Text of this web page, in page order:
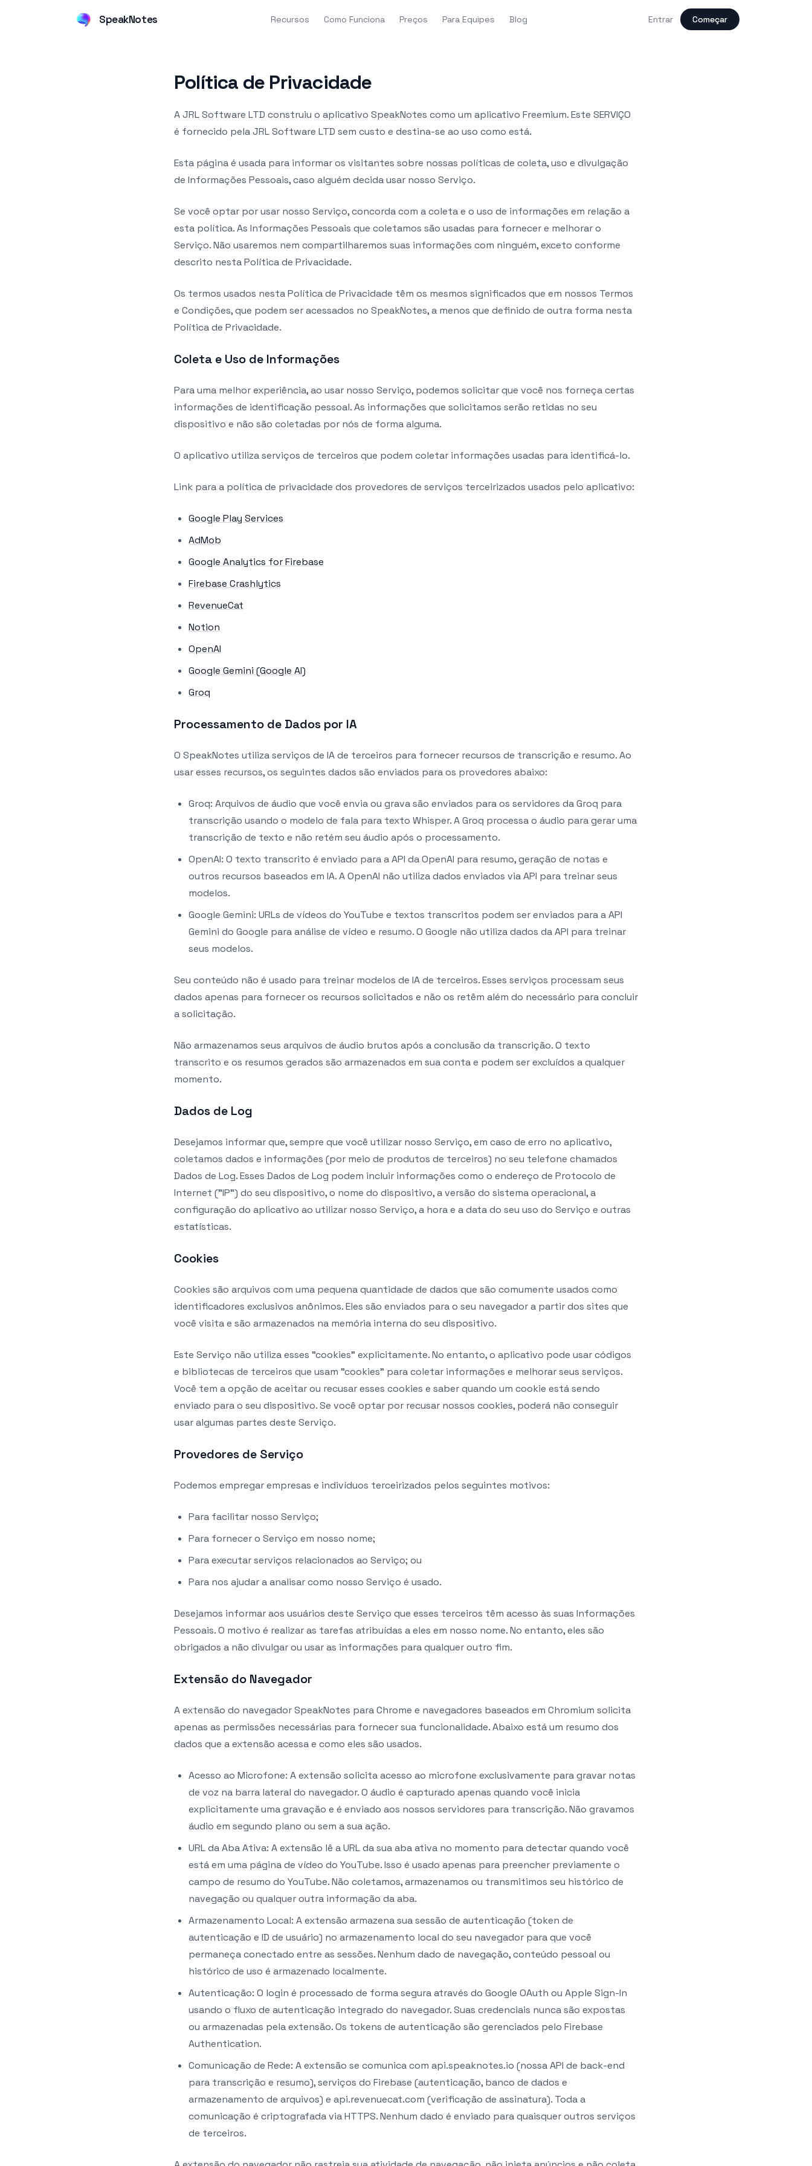
SpeakNotes Recursos Como Funciona Preços Para Equipes Blog Entrar Começar
Política de Privacidade
A JRL Software LTD construiu o aplicativo SpeakNotes como um aplicativo Freemium. Este SERVIÇO
é fornecido pela JRL Software LTD sem custo e destina-se ao uso como está.
Esta página é usada para informar os visitantes sobre nossas políticas de coleta, uso e divulgação
de Informações Pessoais, caso alguém decida usar nosso Serviço.
Se você optar por usar nosso Serviço, concorda com a coleta e o uso de informações em relação a
esta política. As Informações Pessoais que coletamos são usadas para fornecer e melhorar o
Serviço. Não usaremos nem compartilharemos suas informações com ninguém, exceto conforme
descrito nesta Política de Privacidade.
Os termos usados nesta Política de Privacidade têm os mesmos significados que em nossos Termos
e Condições, que podem ser acessados no SpeakNotes, a menos que definido de outra forma nesta
Política de Privacidade.
Coleta e Uso de Informações
Para uma melhor experiência, ao usar nosso Serviço, podemos solicitar que você nos forneça certas
informações de identificação pessoal. As informações que solicitamos serão retidas no seu
dispositivo e não são coletadas por nós de forma alguma.
O aplicativo utiliza serviços de terceiros que podem coletar informações usadas para identificá-lo.
Link para a política de privacidade dos provedores de serviços terceirizados usados pelo aplicativo:
Google Play Services
AdMob
Google Analytics for Firebase
Firebase Crashlytics
RevenueCat
Notion
OpenAI
Google Gemini (Google AI)
Groq
Processamento de Dados por IA
O SpeakNotes utiliza serviços de IA de terceiros para fornecer recursos de transcrição e resumo. Ao
usar esses recursos, os seguintes dados são enviados para os provedores abaixo:
Groq: Arquivos de áudio que você envia ou grava são enviados para os servidores da Groq para
transcrição usando o modelo de fala para texto Whisper. A Groq processa o áudio para gerar uma
transcrição de texto e não retém seu áudio após o processamento.
OpenAI: O texto transcrito é enviado para a API da OpenAI para resumo, geração de notas e
outros recursos baseados em IA. A OpenAI não utiliza dados enviados via API para treinar seus
modelos.
Google Gemini: URLs de vídeos do YouTube e textos transcritos podem ser enviados para a API
Gemini do Google para análise de vídeo e resumo. O Google não utiliza dados da API para treinar
seus modelos.
Seu conteúdo não é usado para treinar modelos de IA de terceiros. Esses serviços processam seus
dados apenas para fornecer os recursos solicitados e não os retêm além do necessário para concluir
a solicitação.
Não armazenamos seus arquivos de áudio brutos após a conclusão da transcrição. O texto
transcrito e os resumos gerados são armazenados em sua conta e podem ser excluídos a qualquer
momento.
Dados de Log
Desejamos informar que, sempre que você utilizar nosso Serviço, em caso de erro no aplicativo,
coletamos dados e informações (por meio de produtos de terceiros) no seu telefone chamados
Dados de Log. Esses Dados de Log podem incluir informações como o endereço de Protocolo de
Internet ("IP") do seu dispositivo, o nome do dispositivo, a versão do sistema operacional, a
configuração do aplicativo ao utilizar nosso Serviço, a hora e a data do seu uso do Serviço e outras
estatísticas.
Cookies
Cookies são arquivos com uma pequena quantidade de dados que são comumente usados como
identificadores exclusivos anônimos. Eles são enviados para o seu navegador a partir dos sites que
você visita e são armazenados na memória interna do seu dispositivo.
Este Serviço não utiliza esses "cookies" explicitamente. No entanto, o aplicativo pode usar códigos
e bibliotecas de terceiros que usam "cookies" para coletar informações e melhorar seus serviços.
Você tem a opção de aceitar ou recusar esses cookies e saber quando um cookie está sendo
enviado para o seu dispositivo. Se você optar por recusar nossos cookies, poderá não conseguir
usar algumas partes deste Serviço.
Provedores de Serviço
Podemos empregar empresas e indivíduos terceirizados pelos seguintes motivos:
Para facilitar nosso Serviço;
Para fornecer o Serviço em nosso nome;
Para executar serviços relacionados ao Serviço; ou
Para nos ajudar a analisar como nosso Serviço é usado.
Desejamos informar aos usuários deste Serviço que esses terceiros têm acesso às suas Informações
Pessoais. O motivo é realizar as tarefas atribuídas a eles em nosso nome. No entanto, eles são
obrigados a não divulgar ou usar as informações para qualquer outro fim.
Extensão do Navegador
A extensão do navegador SpeakNotes para Chrome e navegadores baseados em Chromium solicita
apenas as permissões necessárias para fornecer sua funcionalidade. Abaixo está um resumo dos
dados que a extensão acessa e como eles são usados.
Acesso ao Microfone: A extensão solicita acesso ao microfone exclusivamente para gravar notas
de voz na barra lateral do navegador. O áudio é capturado apenas quando você inicia
explicitamente uma gravação e é enviado aos nossos servidores para transcrição. Não gravamos
áudio em segundo plano ou sem a sua ação.
URL da Aba Ativa: A extensão lê a URL da sua aba ativa no momento para detectar quando você
está em uma página de vídeo do YouTube. Isso é usado apenas para preencher previamente o
campo de resumo do YouTube. Não coletamos, armazenamos ou transmitimos seu histórico de
navegação ou qualquer outra informação da aba.
Armazenamento Local: A extensão armazena sua sessão de autenticação (token de
autenticação e ID de usuário) no armazenamento local do seu navegador para que você
permaneça conectado entre as sessões. Nenhum dado de navegação, conteúdo pessoal ou
histórico de uso é armazenado localmente.
Autenticação: O login é processado de forma segura através do Google OAuth ou Apple Sign-In
usando o fluxo de autenticação integrado do navegador. Suas credenciais nunca são expostas
ou armazenadas pela extensão. Os tokens de autenticação são gerenciados pelo Firebase
Authentication.
Comunicação de Rede: A extensão se comunica com api.speaknotes.io (nossa API de back-end
para transcrição e resumo), serviços do Firebase (autenticação, banco de dados e
armazenamento de arquivos) e api.revenuecat.com (verificação de assinatura). Toda a
comunicação é criptografada via HTTPS. Nenhum dado é enviado para quaisquer outros serviços
de terceiros.